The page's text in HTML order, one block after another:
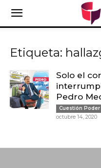
Etiqueta:
Solo el
Pedro
Cuestión Poder
octubre 14, 2020